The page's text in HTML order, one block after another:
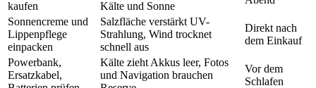
kaufen
Kälte und Sonne
Sonnencreme und
Lippenpflege
einpacken
Salzfläche verstärkt UV-
Strahlung, Wind trocknet
schnell aus
Direkt nach
dem Einkauf
Powerbank,
Ersatzkabel,
Kälte zieht Akkus leer, Fotos
und Navigation brauchen
Vor dem
Schlafen